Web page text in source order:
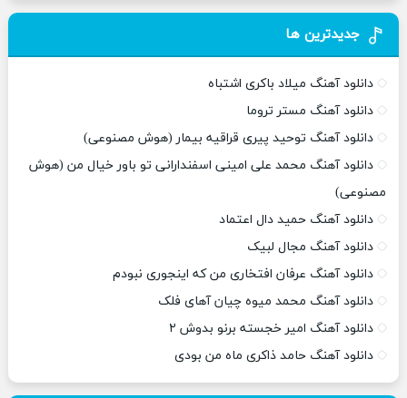
جدیدترین ها
دانلود آهنگ میلاد باکری اشتباه
دانلود آهنگ مستر تروما
دانلود آهنگ توحید پیری قراقیه بیمار (هوش مصنوعی)
دانلود آهنگ محمد علی امینی اسفندارانی تو باور خیال من (هوش
مصنوعی)
دانلود آهنگ حمید دال اعتماد
دانلود آهنگ مجال لبیک
دانلود آهنگ عرفان افتخاری من که اینجوری نبودم
دانلود آهنگ محمد میوه چیان آهای فلک
دانلود آهنگ امیر خجسته برنو بدوش ۲
دانلود آهنگ حامد ذاکری ماه من بودی